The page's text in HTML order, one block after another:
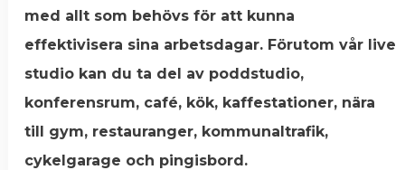
med allt som behövs för att kunna
effektivisera sina arbetsdagar. Förutom vår live
studio kan du ta del av poddstudio,
konferensrum, café, kök, kaffestationer, nära
till gym, restauranger, kommunaltrafik,
cykelgarage och pingisbord.